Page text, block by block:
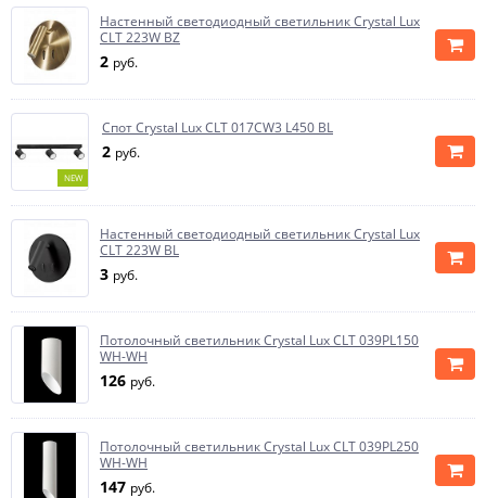
Настенный светодиодный светильник Crystal Lux
CLT 223W BZ
2 руб.
NEW
Спот Crystal Lux CLT 017CW3 L450 BL
2 руб.
Настенный светодиодный светильник Crystal Lux
CLT 223W BL
3 руб.
Потолочный светильник Crystal Lux CLT 039PL150
WH-WH
126 руб.
Потолочный светильник Crystal Lux CLT 039PL250
WH-WH
147 руб.